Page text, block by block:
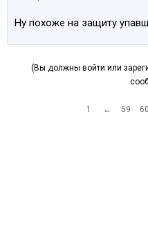
Ну похоже на защиту
(Вы должны войти или
1 ← 59 60